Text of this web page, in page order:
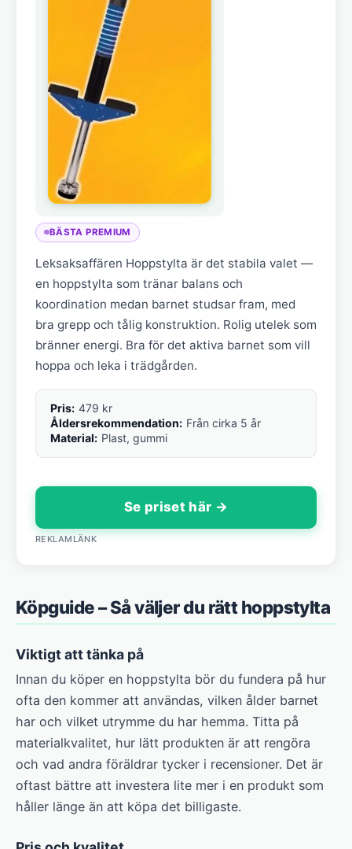
BÄSTA PREMIUM
Leksaksaffären Hoppstylta är det stabila valet —
en hoppstylta som tränar balans och
koordination medan barnet studsar fram, med
bra grepp och tålig konstruktion. Rolig utelek som
bränner energi. Bra för det aktiva barnet som vill
hoppa och leka i trädgården.
Pris: 479 kr
Åldersrekommendation: Från cirka 5 år
Material: Plast, gummi
Se priset här →
REKLAMLÄNK
Köpguide – Så väljer du rätt hoppstylta
Viktigt att tänka på
Innan du köper en hoppstylta bör du fundera på hur
ofta den kommer att användas, vilken ålder barnet
har och vilket utrymme du har hemma. Titta på
materialkvalitet, hur lätt produkten är att rengöra
och vad andra föräldrar tycker i recensioner. Det är
oftast bättre att investera lite mer i en produkt som
håller länge än att köpa det billigaste.